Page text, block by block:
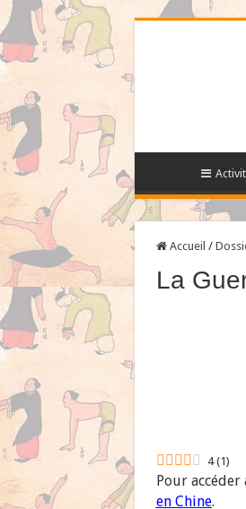
Accueil /
La
4 (1)
Pour
en Chine.